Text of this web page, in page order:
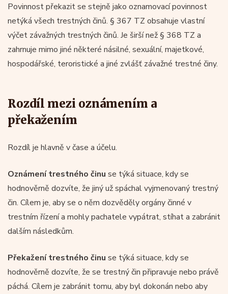
Povinnost překazit se stejně jako oznamovací povinnost
netýká všech trestných činů. § 367 TZ obsahuje vlastní
výčet závažných trestných činů. Je širší než § 368 TZ a
zahrnuje mimo jiné některé násilné, sexuální, majetkové,
hospodářské, teroristické a jiné zvlášť závažné trestné činy.
Rozdíl mezi oznámením a
překažením
Rozdíl je hlavně v čase a účelu.
Oznámení trestného činu se týká situace, kdy se
hodnověrně dozvíte, že jiný už spáchal vyjmenovaný trestný
čin. Cílem je, aby se o něm dozvěděly orgány činné v
trestním řízení a mohly pachatele vypátrat, stíhat a zabránit
dalším následkům.
Překažení trestného činu se týká situace, kdy se
hodnověrně dozvíte, že se trestný čin připravuje nebo právě
páchá. Cílem je zabránit tomu, aby byl dokonán nebo aby